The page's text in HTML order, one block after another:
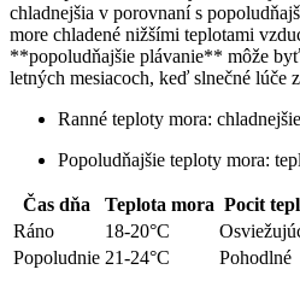
chladnejšia v porovnaní s
more chladené nižšími teplotami
**popoludňajšie plávanie** môže
letných mesiacoch, keď slnečné lúče
Ranné teploty mora: chladnejšie
Popoludňajšie teploty mora:
Čas dňa Teplota mora Pocit
Ráno
18-20°C
Popoludnie 21-24°C Pohodlné